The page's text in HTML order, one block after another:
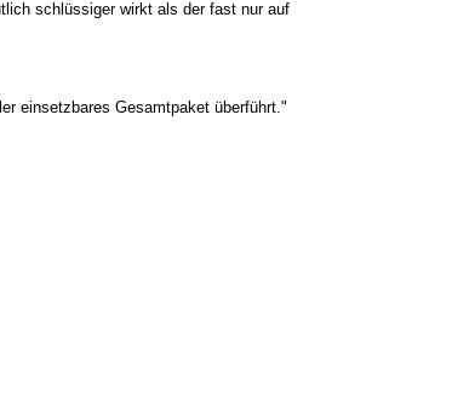
schlüssiger wirkt als der fast nur auf
einsetzbares Gesamtpaket überführt."